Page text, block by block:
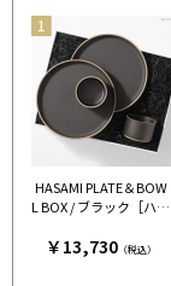
HASAMI PLATE＆BOW
L BOX / ブラック［ハサ
￥13,730（税込）